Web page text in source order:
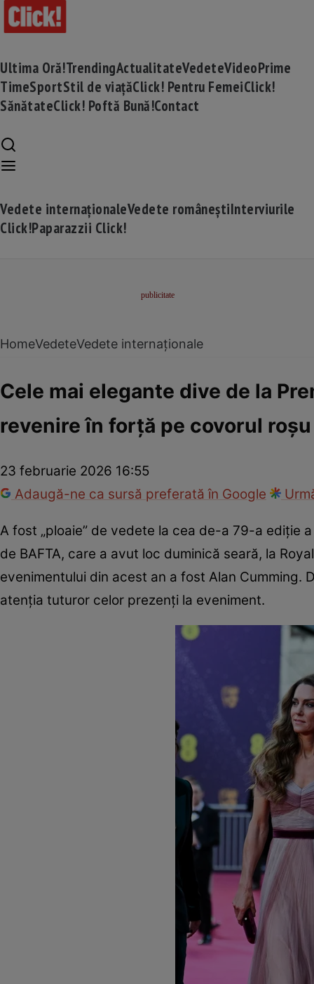
Ultima Oră!TrendingActualitateVedeteVideoPrime
TimeSportStil de viațăClick! Pentru FemeiClick!
SănătateClick! Poftă Bună!Contact
Vedete internaționaleVedete româneștiInterviurile
Click!Paparazzii Click!
HomeVedeteVedete internaționale
Cele mai elegante dive de la
revenire în forță pe covorul roșu
23 februarie 2026 16:55
Adaugă-ne ca sursă preferată în Google
A fost „ploaie” de vedete la cea de-a 79-a ediție
de BAFTA, care a avut loc duminică seară, la
evenimentului din acest an a fost Alan
atenția tuturor celor prezenți la eveniment.